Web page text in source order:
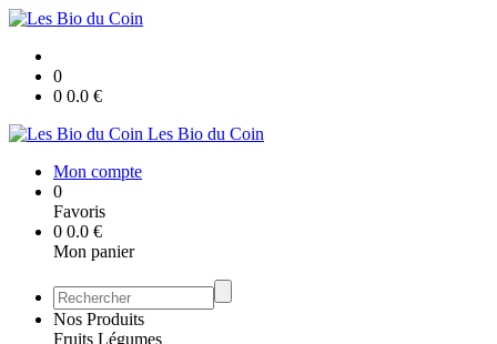
0
0 0.0 €
Les Bio du Coin
Mon compte
0
Favoris
0 0.0 €
Mon panier
Nos Produits
Fruits Légumes